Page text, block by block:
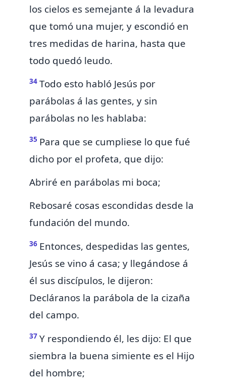
los cielos es semejante á la levadura
que tomó una mujer, y escondió en
tres medidas de harina, hasta que
todo quedó leudo.
34 Todo esto habló Jesús por
parábolas á las gentes, y sin
parábolas no les hablaba:
35 Para que se cumpliese lo que fué
dicho por el profeta, que dijo:
Abriré en parábolas mi boca;
Rebosaré cosas escondidas desde la
fundación del mundo.
36 Entonces, despedidas las gentes,
Jesús se vino á casa; y llegándose á
él sus discípulos, le dijeron:
Decláranos la parábola de la cizaña
del campo.
37 Y respondiendo él, les dijo: El que
siembra la buena simiente es el Hijo
del hombre;